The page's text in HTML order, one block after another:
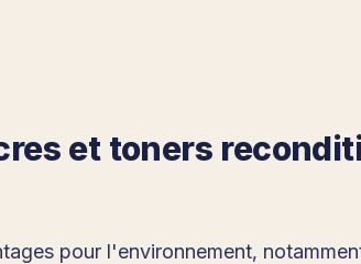
et toners
pour l'environnement,